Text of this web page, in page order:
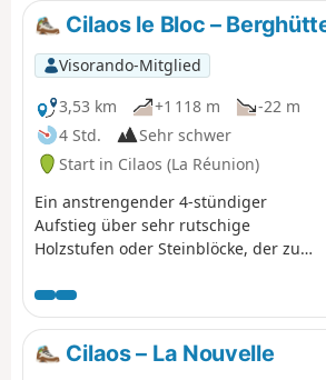
Cilaos le Bloc –
Visorando-Mitglied
3,53 km
+1 118 m
-22 m
4 Std.
Sehr schwer
Start in Cilaos (La Réunion)
Ein anstrengender 4-stündiger
Aufstieg über sehr rutschige
Holzstufen oder Steinblöcke, der zur
Dufour“ führt.
Cilaos – La Nouvelle